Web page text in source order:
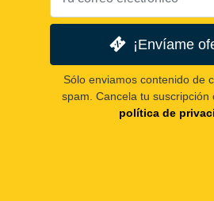
¡Envíame
Sólo enviamos contenido de
spam. Cancela tu suscripción
política de